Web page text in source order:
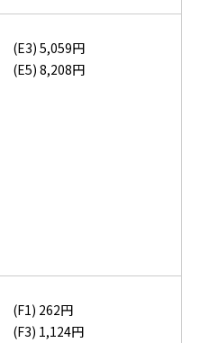
(E3) 5,059円
(E5) 8,208円
(F1) 262円
(F3) 1,124円